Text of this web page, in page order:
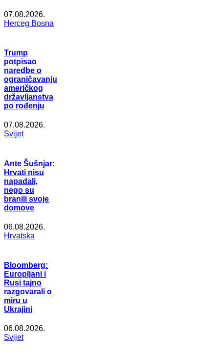
07.08.2026.
Herceg Bosna
Trump
potpisao
naredbe o
ograničavanju
američkog
državljanstva
po rođenju
07.08.2026.
Svijet
Ante Šušnjar:
Hrvati nisu
napadali,
nego su
branili svoje
domove
06.08.2026.
Hrvatska
Bloomberg:
Europljani i
Rusi tajno
razgovarali o
miru u
Ukrajini
06.08.2026.
Svijet